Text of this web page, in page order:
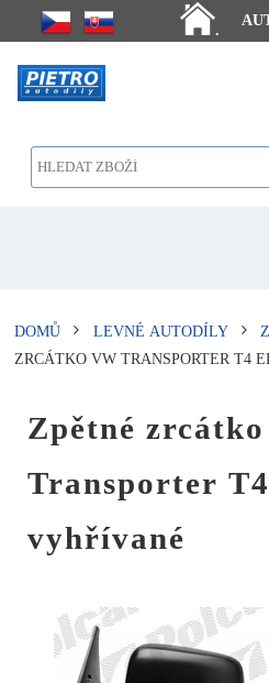
.
DOMŮ LEVNÉ AUTODÍLY
ZRCÁTKO VW TRANSPORTER T4
Zpětné
Transporter
vyhřívané